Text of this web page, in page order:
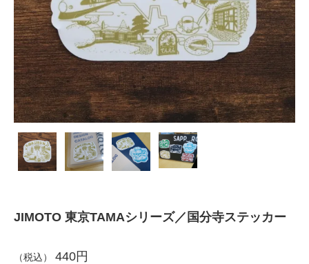
JIMOTO 東京TAMAシリーズ／国分寺ステッカー
（税込） 440円